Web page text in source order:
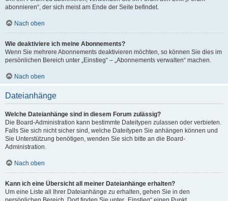
abonnieren“, der sich meist am Ende der Seite befindet.
Nach oben
Wie deaktiviere ich meine Abonnements?
Wenn Sie mehrere Abonnements deaktivieren möchten, so können Sie dies im
persönlichen Bereich unter „Einstieg“ – „Abonnements verwalten“ machen.
Nach oben
Dateianhänge
Welche Dateianhänge sind in diesem Forum zulässig?
Die Board-Administration kann bestimmte Dateitypen zulassen oder verbieten.
Falls Sie sich nicht sicher sind, welche Dateitypen Sie anhängen können und
Sie Unterstützung benötigen, wenden Sie sich bitte an die Board-
Administration.
Nach oben
Kann ich eine Übersicht all meiner Dateianhänge erhalten?
Um eine Liste all Ihrer Dateianhänge zu erhalten, gehen Sie in den